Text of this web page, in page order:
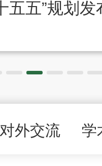
对外交流 学